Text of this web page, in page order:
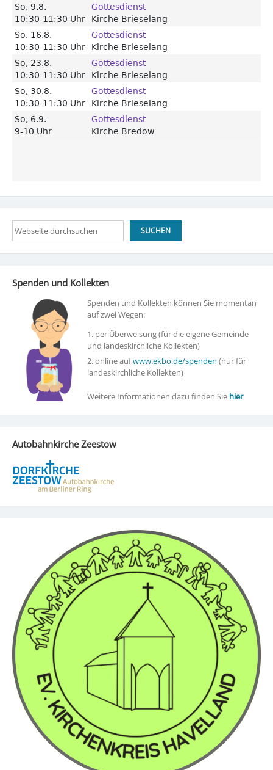
Suchen SUCHEN
Spenden und Kollekten
Spenden und Kollekten können Sie momentan
auf zwei Wegen:
1. per Überweisung (für die eigene Gemeinde
und landeskirchliche Kollekten)
2. online aufwww.ekbo.de/spenden (nur für
landeskirchliche Kollekten)
Weitere Informationen dazu finden Sie hier
Autobahnkirche Zeestow